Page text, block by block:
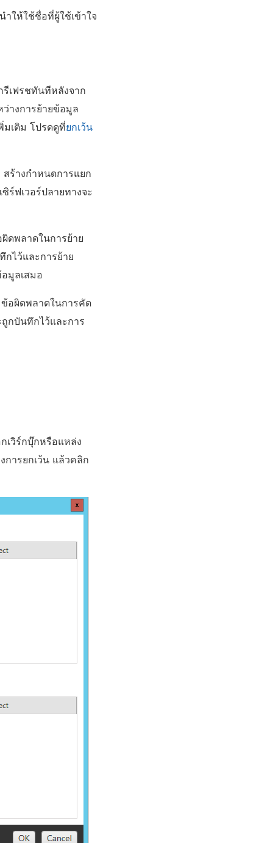
ำให้ใช้ชื่อที่ผู้ใช้เข้าใจ
รีเฟรชทันทีหลังจาก
างการย้ายข้อมูล
มเติม โปรดดูที่ยกเว้น
สร้างกำหนดการแยก
เซิร์ฟเวอร์ปลายทางจะ
ดพลาดในการย้าย
ไว้และการย้าย
มูลเสมอ
ข้อผิดพลาดในการคัด
กบันทึกไว้และการ
เวิร์กบุ๊กหรือแหล่ง
การยกเว้น แล้วคลิก